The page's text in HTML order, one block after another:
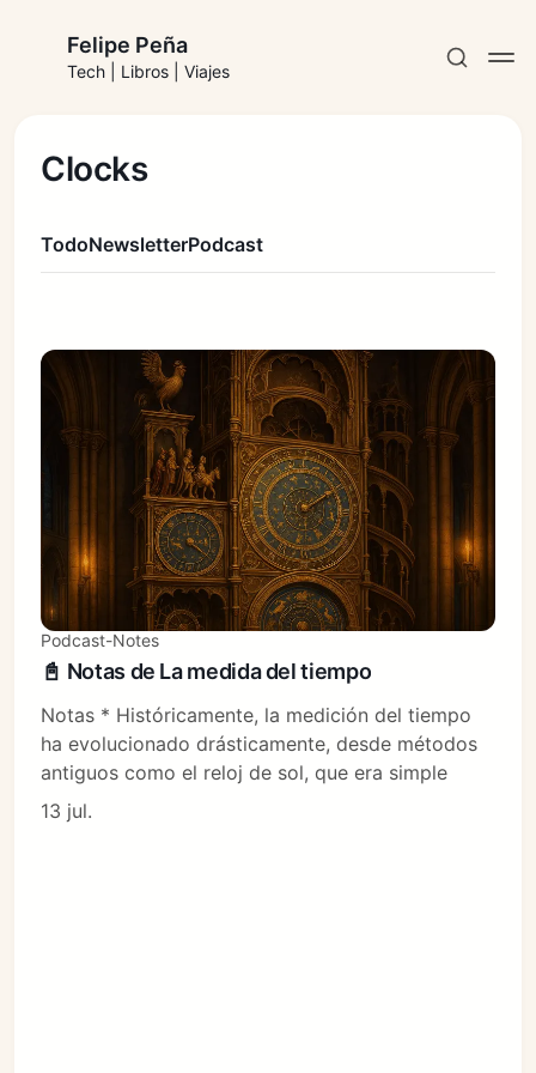
Felipe Peña
Tech | Libros | Viajes
Clocks
TodoNewsletterPodcast
Podcast-Notes
📓 Notas de La medida del tiempo
Notas * Históricamente, la medición del tiempo
ha evolucionado drásticamente, desde métodos
antiguos como el reloj de sol, que era simple
13 jul.